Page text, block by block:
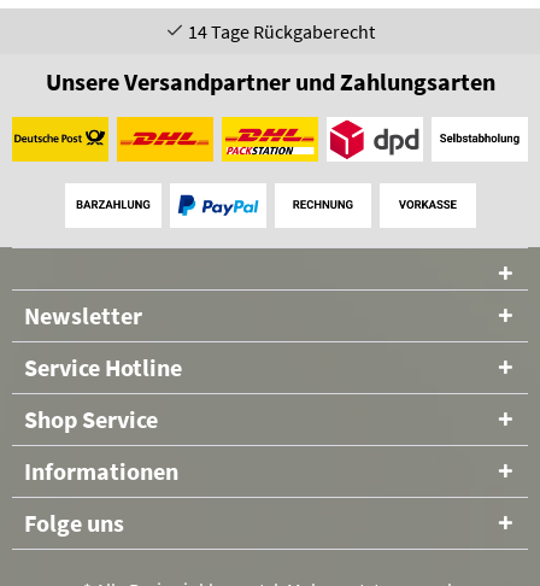
14 Tage Rückgaberecht
Unsere Versandpartner und Zahlungsarten
Newsletter
Service Hotline
Shop Service
Informationen
Folge uns